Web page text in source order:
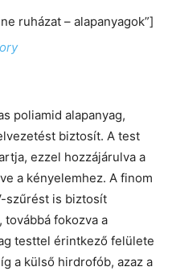
ruházat – alapanyagok”]
poliamid alapanyag,
biztosít. A test
ezzel hozzájárulva a
a kényelemhez. A finom
szűrést is biztosít
továbbá fokozva a
testtel érintkező felülete
a külső hirdrofób, azaz a